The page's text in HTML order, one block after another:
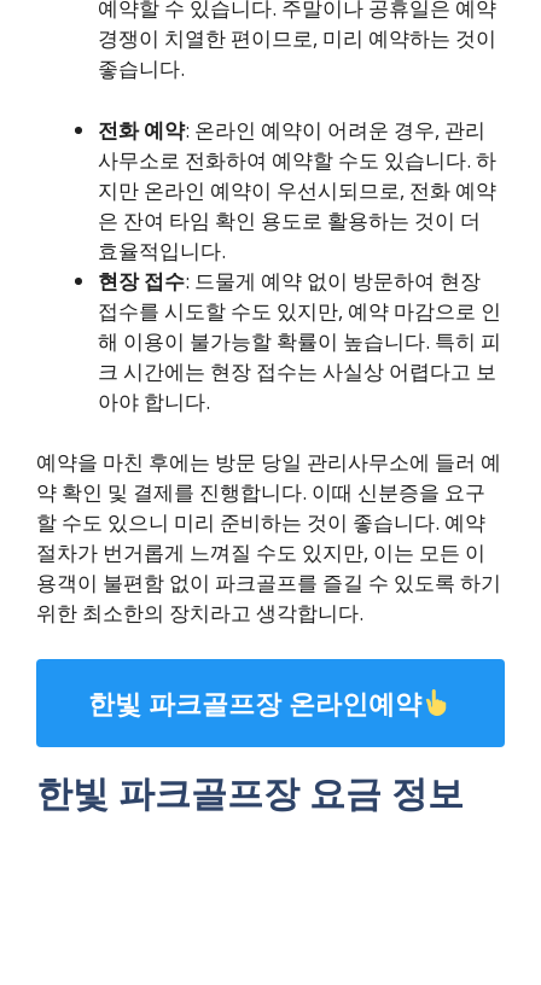
예약할 수 있습니다. 주말이나 공휴일은 예약
경쟁이 치열한 편이므로, 미리 예약하는 것이
좋습니다.
전화 예약: 온라인 예약이 어려운 경우, 관리
사무소로 전화하여 예약할 수도 있습니다. 하
지만 온라인 예약이 우선시되므로, 전화 예약
은 잔여 타임 확인 용도로 활용하는 것이 더
효율적입니다.
현장 접수: 드물게 예약 없이 방문하여 현장
접수를 시도할 수도 있지만, 예약 마감으로 인
해 이용이 불가능할 확률이 높습니다. 특히 피
크 시간에는 현장 접수는 사실상 어렵다고 보
아야 합니다.
예약을 마친 후에는 방문 당일 관리사무소에 들러 예
약 확인 및 결제를 진행합니다. 이때 신분증을 요구
할 수도 있으니 미리 준비하는 것이 좋습니다. 예약
절차가 번거롭게 느껴질 수도 있지만, 이는 모든 이
용객이 불편함 없이 파크골프를 즐길 수 있도록 하기
위한 최소한의 장치라고 생각합니다.
한빛 파크골프장 온라인예약
한빛 파크골프장 요금 정보